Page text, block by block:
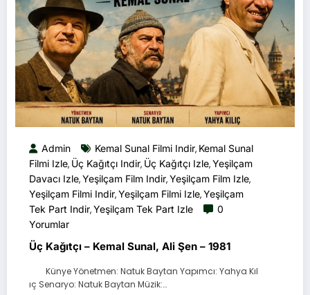
Admin Kemal Sunal Filmi Indir, Kemal Sunal
Filmi Izle, Üç Kağıtçı Indir, Üç Kağıtçı Izle,Yeşilçam
Davacı Izle,Yeşilçam Film Indir,Yeşilçam Film Izle,
Yeşilçam Filmi Indir,Yeşilçam Filmi Izle,Yeşilçam
Tek Part Indir,Yeşilçam Tek Part Izle
0
Yorumlar
Üç Kağıtçı – Kemal Sunal, Ali Şen – 1981
Künye Yönetmen: Natuk Baytan Yapımcı: Yahya Kıl
ıç Senaryo: Natuk Baytan Müzik:…